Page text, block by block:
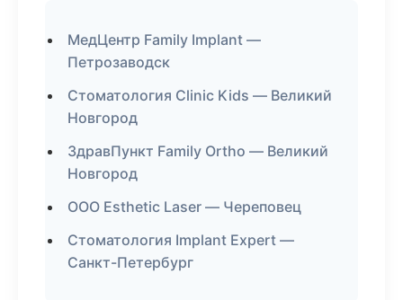
МедЦентр Family Implant —
Петрозаводск
Стоматология Clinic Kids — Великий
Новгород
ЗдравПункт Family Ortho — Великий
Новгород
ООО Esthetic Laser — Череповец
Стоматология Implant Expert —
Санкт-Петербург